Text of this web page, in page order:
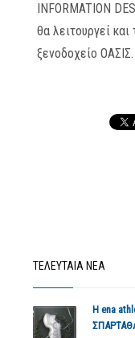
INFORMATION
θα λειτουργεί
ξενοδοχείο ΟΑΣΙΣ.
ΤΕΛΕΥΤΑΙΑ ΝΕΑ
Η ena